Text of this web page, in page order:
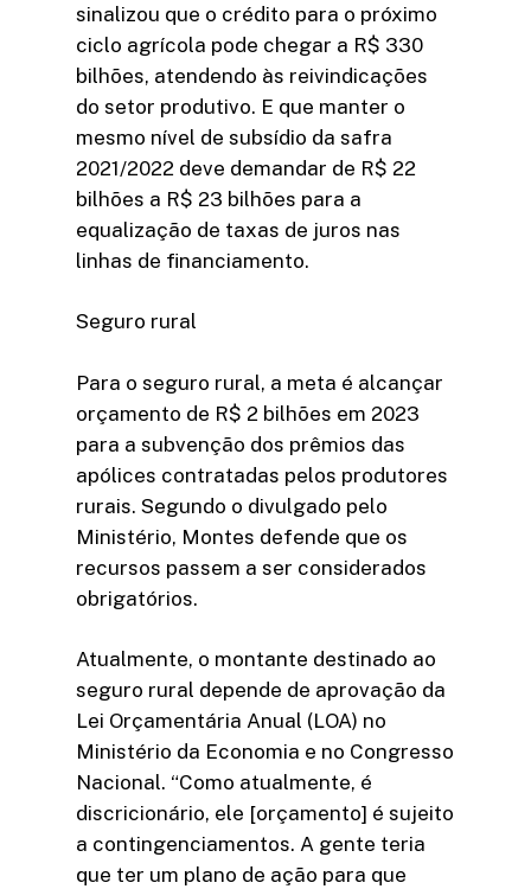
sinalizou que o crédito para o próximo
ciclo agrícola pode chegar a R$ 330
bilhões, atendendo às reivindicações
do setor produtivo. E que manter o
mesmo nível de subsídio da safra
2021/2022 deve demandar de R$ 22
bilhões a R$ 23 bilhões para a
equalização de taxas de juros nas
linhas de financiamento.
Seguro rural
Para o seguro rural, a meta é alcançar
orçamento de R$ 2 bilhões em 2023
para a subvenção dos prêmios das
apólices contratadas pelos produtores
rurais. Segundo o divulgado pelo
Ministério, Montes defende que os
recursos passem a ser considerados
obrigatórios.
Atualmente, o montante destinado ao
seguro rural depende de aprovação da
Lei Orçamentária Anual (LOA) no
Ministério da Economia e no Congresso
Nacional. “Como atualmente, é
discricionário, ele [orçamento] é sujeito
a contingenciamentos. A gente teria
que ter um plano de ação para que